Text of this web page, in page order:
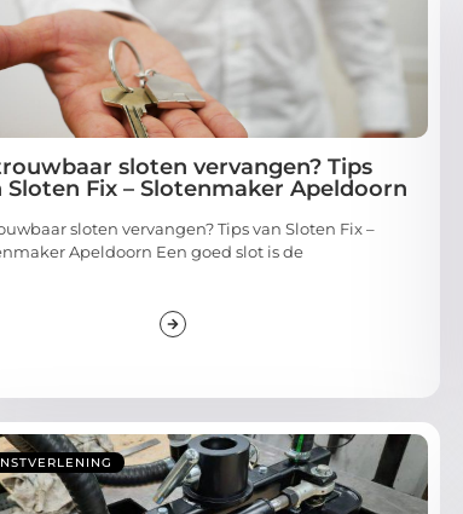
sloten vervangen? Tips
Sloten Fix – Slotenmaker Apeldoorn
sloten vervangen? Tips van Sloten Fix –
Apeldoorn Een goed slot is de